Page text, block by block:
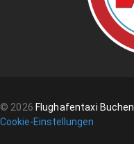
© 2026 Flughafentaxi Buchen
Cookie-Einstellungen